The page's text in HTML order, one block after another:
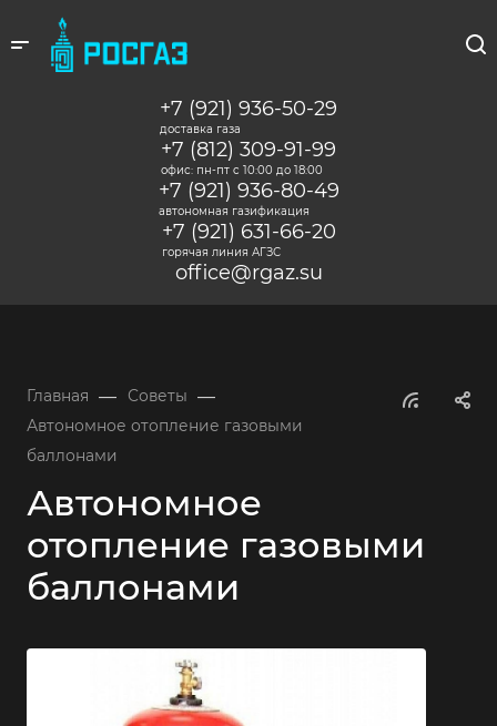
+7 (921) 936-50-29
доставка газа
+7 (812) 309-91-99
офис: пн-пт c 10:00 до 18:00
+7 (921) 936-80-49
автономная газификация
+7 (921) 631-66-20
горячая линия АГЗС
office@rgaz.su
Главная — Советы —
Автономное отопление газовыми
баллонами
Автономное
отопление газовыми
баллонами